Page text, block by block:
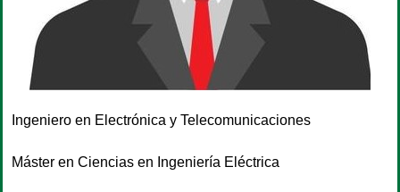
Ingeniero en Electrónica y Telecomunicaciones
Máster en Ciencias en Ingeniería Eléctrica